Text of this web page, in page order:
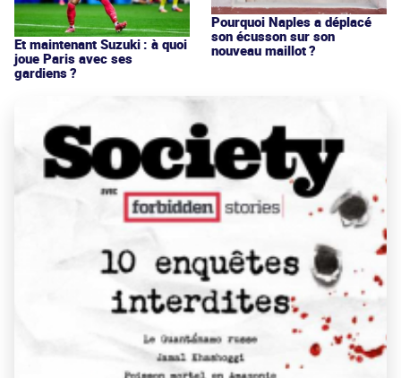
Et maintenant Suzuki : à quoi
joue Paris avec ses
gardiens ?
Pourquoi Naples a déplacé
son écusson sur son
nouveau maillot ?